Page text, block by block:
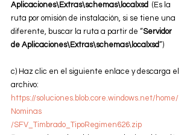
Aplicaciones\Extras\schemas\localxsd
  (Es la
ruta por omisión de instalación, si se tiene una
diferente, buscar la ruta a partir de “Servidor
de Aplicaciones\Extras\schemas\localxsd”)
c) Haz clic en el siguiente enlace y descarga el
archivo:
https://soluciones.blob.core.windows.net/home/
Nominas
/SFV_Timbrado_TipoRegimen626.zip